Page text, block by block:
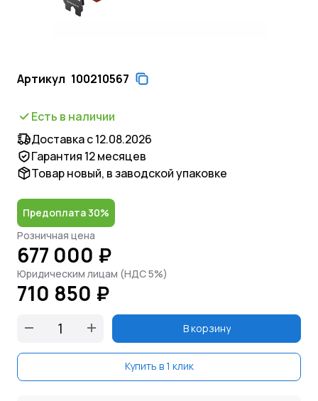
Артикул 100210567
Есть в наличии
Доставка с 12.08.2026
Гарантия 12 месяцев
Товар новый, в заводской упаковке
Предоплата 30%
Розничная цена
677 000 ₽
Юридическим лицам (НДС 5%)
710 850 ₽
В корзину
Купить в 1 клик